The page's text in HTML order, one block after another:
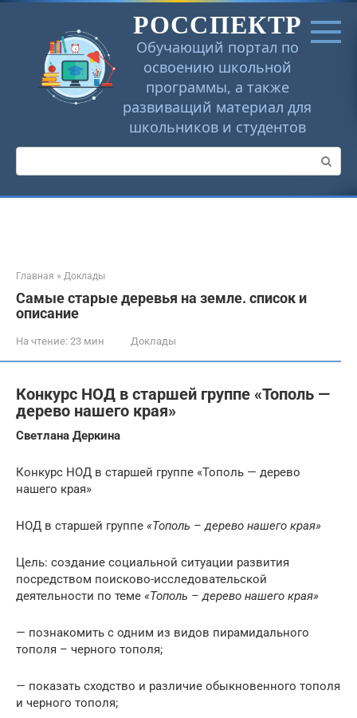
Перейти
РОССПЕКТР
Обучающий портал по
освоению школьной
программы, а также
развиващий материал для
школьников и студентов
Поиск:
Главная » Доклады
Самые старые деревья на земле. список и
описание
На чтение: 23 мин Доклады
Конкурс НОД в старшей группе «Тополь —
дерево нашего края»
Светлана Деркина
Конкурс НОД в старшей группе «Тополь — дерево
нашего края»
НОД в старшей группе «Тополь – дерево нашего края»
Цель: создание социальной ситуации развития
посредством поисково-исследовательской
деятельности по теме «Тополь – дерево нашего края»
— познакомить с одним из видов пирамидального
тополя – черного тополя;
— показать сходство и различие обыкновенного тополя
и черного тополя;